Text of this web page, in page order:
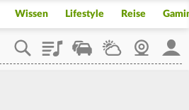
Wissen Lifestyle Reise
PlaylistStaupilotWetterWebcam